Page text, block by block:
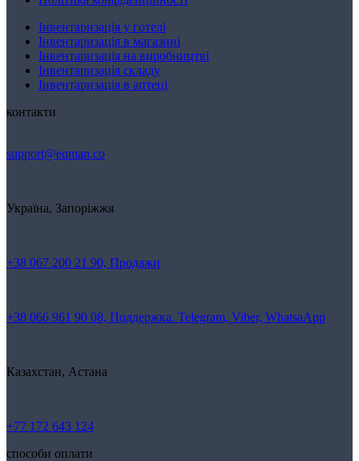
Інвентаризація у готелі
Інвентаризація в магазині
Інвентаризація на виробництві
Інвентаризація складу
Інвентаризація в аптеці
контакти
support@eqman.co
Україна, Запоріжжя
+38 067 200 21 90, Продажи
+38 066 961 90 08, Поддержка. Telegram, Viber, WhatsaApp
Казахстан, Астана
+77 172 643 124
способи оплати